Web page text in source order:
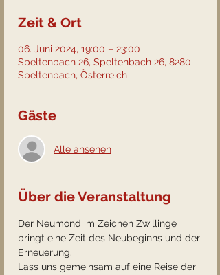
Zeit & Ort
06. Juni 2024, 19:00 – 23:00
Speltenbach 26, Speltenbach 26, 8280
Speltenbach, Österreich
Gäste
Alle ansehen
Über die Veranstaltung
Der Neumond im Zeichen Zwillinge
bringt eine Zeit des Neubeginns und der
Erneuerung.
Lass uns gemeinsam auf eine Reise der